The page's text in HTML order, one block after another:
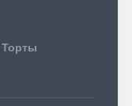
Торты